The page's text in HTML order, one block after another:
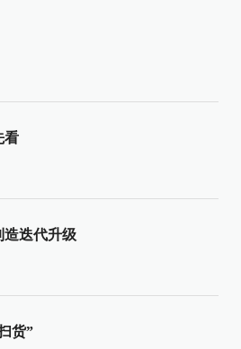
看
造迭代升级
货”